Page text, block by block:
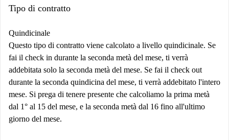
Tipo di contratto
Quindicinale
Questo tipo di contratto viene calcolato a livello quindicinale. Se
fai il check in durante la seconda metà del mese, ti verrà
addebitata solo la seconda metà del mese. Se fai il check out
durante la seconda quindicina del mese, ti verrà addebitato l'intero
mese. Si prega di tenere presente che calcoliamo la prima metà
dal 1° al 15 del mese, e la seconda metà dal 16 fino all'ultimo
giorno del mese.